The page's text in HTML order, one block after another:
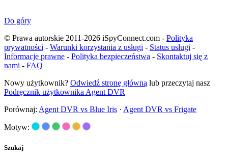
Do góry
© Prawa autorskie 2011-2026 iSpyConnect.com - Polityka
prywatności - Warunki korzystania z usługi - Status usługi -
Informacje prawne - Polityka bezpieczeństwa - Skontaktuj się z
nami - FAQ
Nowy użytkownik? Odwiedź stronę główną lub przeczytaj nasz
Podręcznik użytkownika Agent DVR
Porównaj: Agent DVR vs Blue Iris · Agent DVR vs Frigate
Motyw:
Szukaj